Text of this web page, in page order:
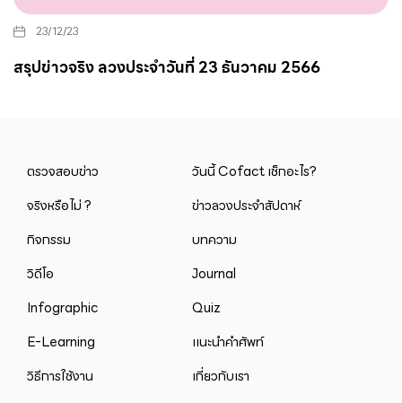
23/12/23
สรุปข่าวจริง ลวงประจำวันที่ 23 ธันวาคม 2566
ตรวจสอบข่าว
วันนี้ Cofact เช็กอะไร?
จริงหรือไม่ ?
ข่าวลวงประจำสัปดาห์
กิจกรรม
บทความ
วิดีโอ
Journal
Infographic
Quiz
E-Learning
แนะนำคำศัพท์
วิธีการใช้งาน
เกี่ยวกับเรา